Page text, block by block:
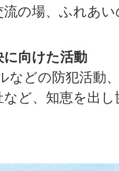
流の場、ふれあ
向けた活動
などの防犯活動
ど、知恵を出